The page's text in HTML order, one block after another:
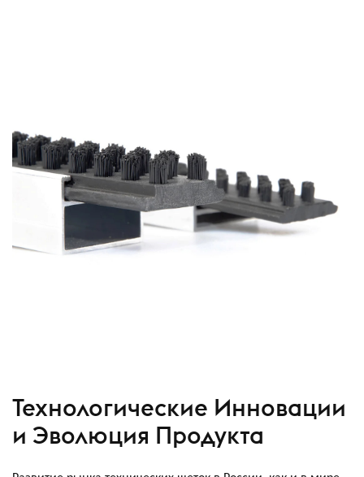
Технологические Инновации
и Эволюция Продукта